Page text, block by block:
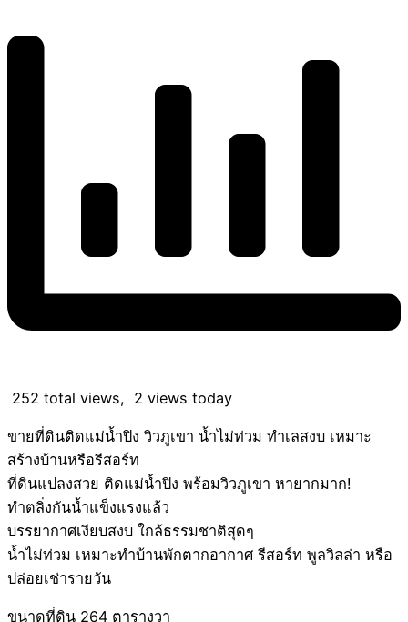
252 total views, 2 views today
ขายที่ดินติดแม่น้ำปิง วิวภูเขา น้ำไม่ท่วม ทำเลสงบ เหมาะ
สร้างบ้านหรือรีสอร์ท
ที่ดินแปลงสวย ติดแม่น้ำปิง พร้อมวิวภูเขา หายากมาก!
ทำตลิ่งกันน้ำแข็งแรงแล้ว
บรรยากาศเงียบสงบ ใกล้ธรรมชาติสุดๆ
น้ำไม่ท่วม เหมาะทำบ้านพักตากอากาศ รีสอร์ท พูลวิลล่า หรือ
ปล่อยเช่ารายวัน
ขนาดที่ดิน 264 ตารางวา